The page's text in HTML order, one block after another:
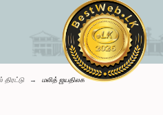
மலித் ஜயதிலக